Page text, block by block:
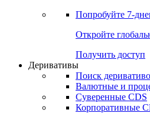
Попробуйте 7-
Откройте
Получить доступ
Деривативы
Поиск
Валютные и
Суверенные CDS
Корпоративные